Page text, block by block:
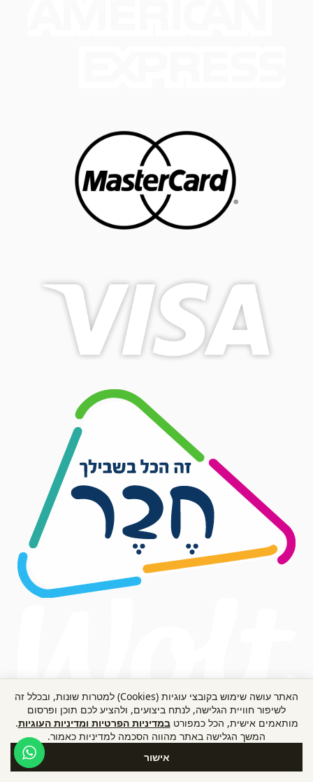
© קבוצת קאופמן - הבית להלבשת הבית.
היבואנית הרשמית בישראל למוצרי האוס
אוף מארלי.
שירות לקוחות ומכירה
פעילים בימי חול בשעות 9:00-16:00
האתר עושה שימוש בקובצי עוגיות (Cookies) למטרות שונות, ובכלל זה
לשיפור חוויית הגלישה, לנתח ביצועים, ולהציע לכם תוכן ופרסום
מותאמים אישית, הכל כמפורטבמדיניות הפרטיות ומדיניות העוגיות.
המשך הגלישה באתר מהווה הסכמה למדיניות כאמור.
אישור